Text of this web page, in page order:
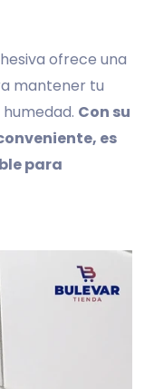
ofrece una
mantener tu
Con su
es
para